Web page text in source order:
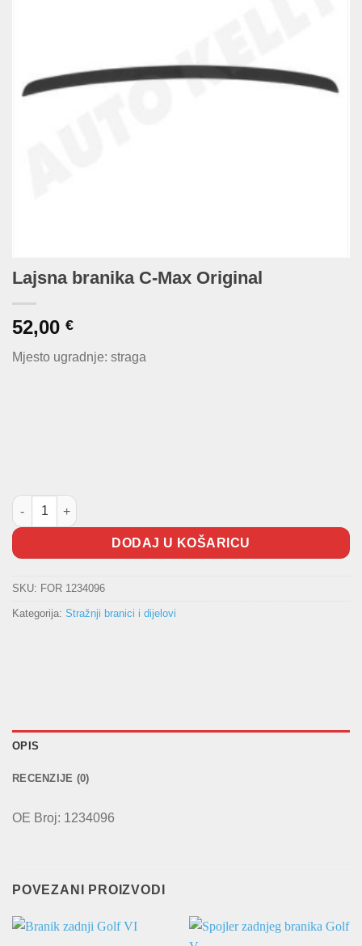
Lajsna branika C-Max Original
52,00 €
Mjesto ugradnje: straga
Lajsna branika C-Max Original količina
DODAJ U KOŠARICU
SKU: FOR 1234096
Kategorija: Stražnji branici i dijelovi
OPIS
RECENZIJE (0)
OE Broj: 1234096
POVEZANI PROIZVODI